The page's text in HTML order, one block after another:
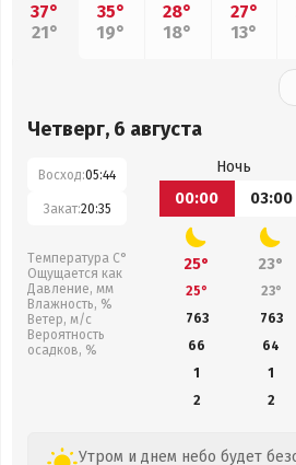
37°
21°
35°
19°
28°
18°
27°
13°
Четверг, 6 августа
Восход:05:44
Закат:20:35
Температура С°
Ощущается как
Давление, мм
Влажность, %
Ветер, м/с
Вероятность
осадков, %
Ночь
00:00
03:00
25° 23°
25° 23°
763
763
66
64
1
1
2
2
Утром и днем небо будет